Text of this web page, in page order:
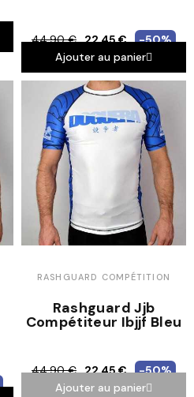
44,90 € 22,45 €
-50%
Ajouter au panier
RASHGUARD COMPÉTITION
Rashguard Jjb
Compétiteur Ibjjf Bleu
44,90 € 22,45 €
-50%
Ajouter au panier